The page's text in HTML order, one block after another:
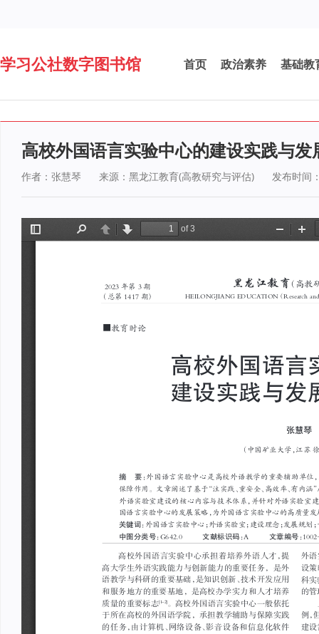
学习公社数字图书馆 首页 政治素养 基础教
高校外国语言实验中心的建设实践与发
作者：张慧琴 来源：黑龙江教育(高教研究与评估) 发布时间